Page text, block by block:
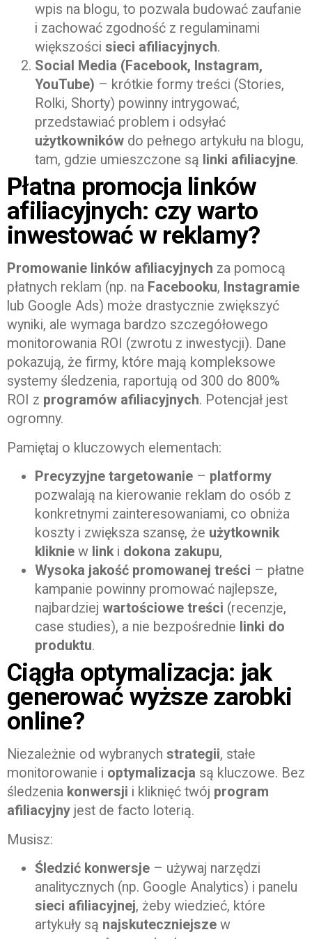
wpis na blogu, to pozwala budować zaufanie
i zachować zgodność z regulaminami
większości sieci afiliacyjnych.
Social Media (Facebook, Instagram,
YouTube) – krótkie formy treści (Stories,
Rolki, Shorty) powinny intrygować,
przedstawiać problem i odsyłać
użytkowników do pełnego artykułu na blogu,
tam, gdzie umieszczone są linki afiliacyjne.
Płatna promocja linków
afiliacyjnych: czy warto
inwestować w reklamy?
Promowanie linków afiliacyjnych za pomocą
płatnych reklam (np. na Facebooku, Instagramie
lub Google Ads) może drastycznie zwiększyć
wyniki, ale wymaga bardzo szczegółowego
monitorowania ROI (zwrotu z inwestycji). Dane
pokazują, że firmy, które mają kompleksowe
systemy śledzenia, raportują od 300 do 800%
ROI z programów afiliacyjnych. Potencjał jest
ogromny.
Pamiętaj o kluczowych elementach:
Precyzyjne targetowanie – platformy
pozwalają na kierowanie reklam do osób z
konkretnymi zainteresowaniami, co obniża
koszty i zwiększa szansę, że użytkownik
kliknie w linki dokona zakupu,
Wysoka jakość promowanej treści – płatne
kampanie powinny promować najlepsze,
najbardziej wartościowe treści (recenzje,
case studies), a nie bezpośrednie linki do
produktu.
Ciągła optymalizacja: jak
generować wyższe zarobki
online?
Niezależnie od wybranych strategii, stałe
monitorowanie i optymalizacja są kluczowe. Bez
śledzenia konwersji i kliknięć twój program
afiliacyjny jest de facto loterią.
Musisz:
Śledzić konwersje – używaj narzędzi
analitycznych (np. Google Analytics) i panelu
sieci afiliacyjnej, żeby wiedzieć, które
artykuły są najskuteczniejsze w